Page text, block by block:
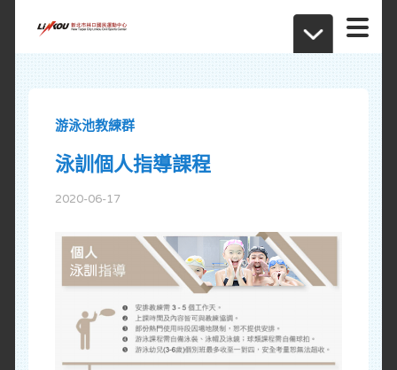
游泳池教練群
泳訓個人指導課程
2020-06-17